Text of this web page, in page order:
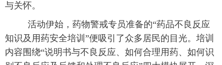
与关怀。
活动伊始，药物警戒专员准备的“药品不良反应
知识及用药安全培训”便吸引了众多居民的目光。培训
内容围绕“说明书与不良反应、如何合理用药、如何识